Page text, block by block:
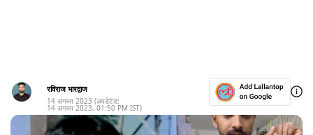
रविराज भारद्वाज
14 अगस्त 2023 (अपडेटेड:
14 अगस्त 2023, 01:50 PM IST)